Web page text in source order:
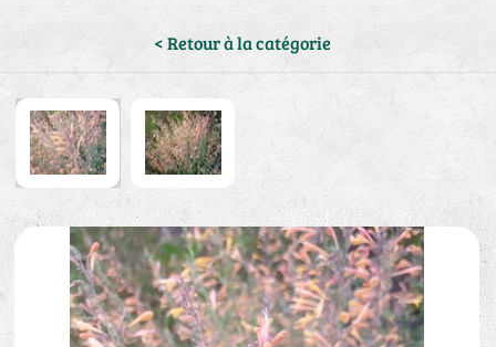
< Retour à la catégorie